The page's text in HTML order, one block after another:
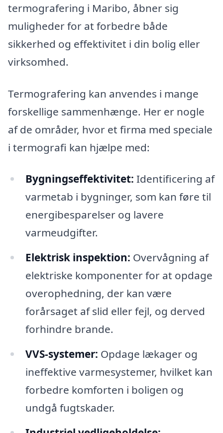
termografering i Maribo, åbner sig
muligheder for at forbedre både
sikkerhed og effektivitet i din bolig eller
virksomhed.
Termografering kan anvendes i mange
forskellige sammenhænge. Her er nogle
af de områder, hvor et firma med speciale
i termografi kan hjælpe med:
Bygningseffektivitet: Identificering af
varmetab i bygninger, som kan føre til
energibesparelser og lavere
varmeudgifter.
Elektrisk inspektion: Overvågning af
elektriske komponenter for at opdage
overophedning, der kan være
forårsaget af slid eller fejl, og derved
forhindre brande.
VVS-systemer: Opdage lækager og
ineffektive varmesystemer, hvilket kan
forbedre komforten i boligen og
undgå fugtskader.